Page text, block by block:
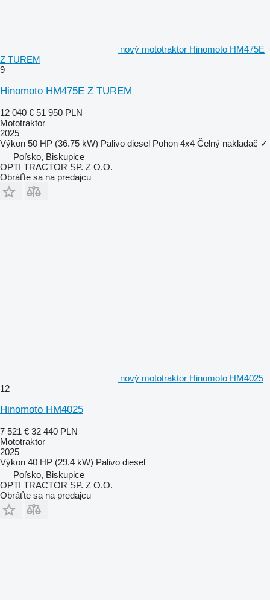
nový mototraktor Hinomoto HM475E
Z TUREM
9
Hinomoto HM475E Z TUREM
12 040 € 51 950 PLN
Mototraktor
2025
Výkon 50 HP (36.75 kW) Palivo diesel Pohon 4x4 Čelný nakladač ✓
Poľsko, Biskupice
OPTI TRACTOR SP. Z O.O.
Obráťte sa na predajcu
nový mototraktor Hinomoto HM4025
12
Hinomoto HM4025
7 521 € 32 440 PLN
Mototraktor
2025
Výkon 40 HP (29.4 kW) Palivo diesel
Poľsko, Biskupice
OPTI TRACTOR SP. Z O.O.
Obráťte sa na predajcu